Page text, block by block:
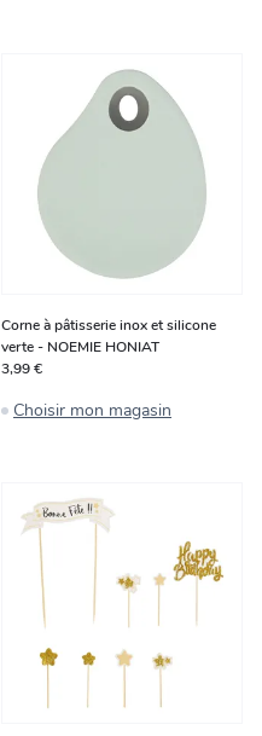
Corne à pâtisserie inox et silicone
verte - NOEMIE HONIAT
3,99 €
Choisir mon magasin